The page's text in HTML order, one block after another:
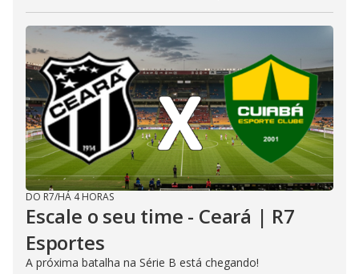
DO R7/HÁ 4 HORAS
Escale o seu time - Ceará | R7
Esportes
A próxima batalha na Série B está chegando!